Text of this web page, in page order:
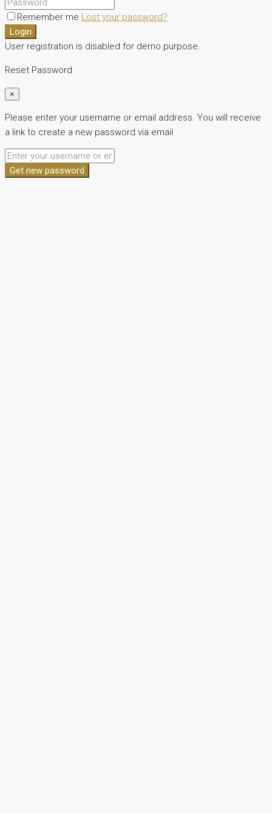
Remember me Lost your password?
Login
User registration is disabled for demo purpose.
Reset Password
×
Please enter your username or email address. You will receive
a link to create a new password via email.
Get new password